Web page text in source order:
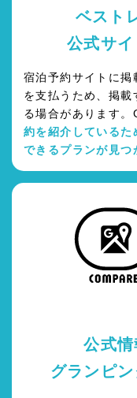
ベスト
公式サイ
宿泊予約サイトに掲
を支払うため、掲
る場合があります
約を紹介しているた
できるプランが見つ
公式
グランピ